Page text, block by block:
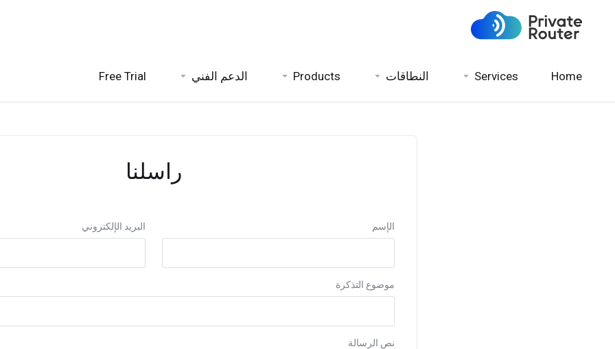
Home
Services النطاقات Products الدعم الفني Free Trial
راسلنا
الإسم البريد الإلكتروني
موضوع التذكرة
نص الرسالة